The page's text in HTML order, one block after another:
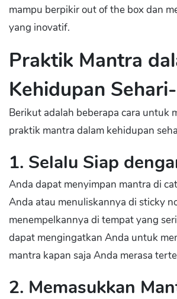
mampu berpikir out of the box dan
yang inovatif.
Praktik Mantra
Kehidupan
Berikut adalah beberapa cara untuk
praktik mantra dalam kehidupan
1. Selalu Siap
Anda dapat menyimpan mantra di
Anda atau menuliskannya di sticky
menempelkannya di tempat yang
dapat mengingatkan Anda untuk
mantra kapan saja Anda merasa
2. Memasukkan